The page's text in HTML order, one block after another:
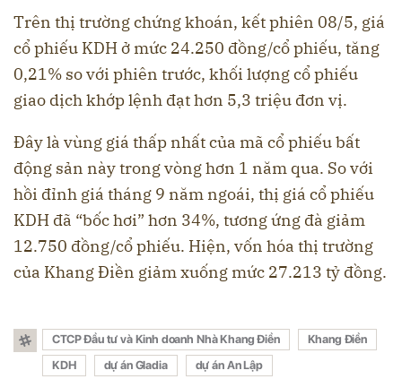
Trên thị trường chứng khoán, kết phiên 08/5, giá
cổ phiếu KDH ở mức 24.250 đồng/cổ phiếu, tăng
0,21% so với phiên trước, khối lượng cổ phiếu
giao dịch khớp lệnh đạt hơn 5,3 triệu đơn vị.
Đây là vùng giá thấp nhất của mã cổ phiếu bất
động sản này trong vòng hơn 1 năm qua. So với
hồi đỉnh giá tháng 9 năm ngoái, thị giá cổ phiếu
KDH đã “bốc hơi” hơn 34%, tương ứng đà giảm
12.750 đồng/cổ phiếu. Hiện, vốn hóa thị trường
của Khang Điền giảm xuống mức 27.213 tỷ đồng.
CTCP Đầu tư và Kinh doanh Nhà Khang Điền
Khang Điền
KDH
dự án Gladia dự án An Lập